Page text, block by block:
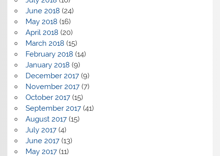
June 2018 (24)
May 2018 (16)
April 2018 (20)
March 2018 (15)
February 2018 (14)
January 2018 (9)
December 2017(9)
November 2017(7)
October 2017(15)
September 2017(41)
August 2017(15)
July 2017(4)
June 2017(13)
May 2017(11)